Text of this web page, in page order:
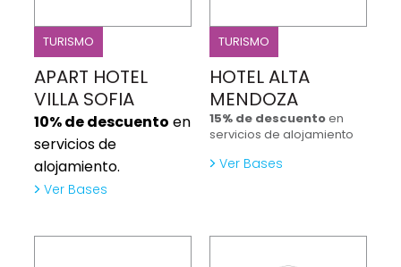
TURISMO
APART HOTEL
VILLA SOFIA
10% de descuento en
servicios de
alojamiento.
Ver Bases
TURISMO
HOTEL ALTA
MENDOZA
15% de descuentoen
servicios de alojamiento
Ver Bases